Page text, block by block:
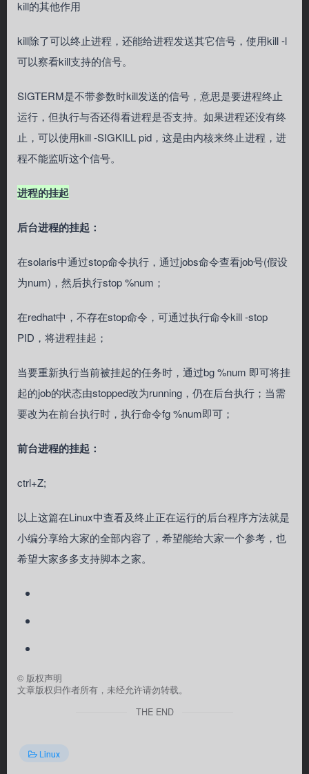
kill的其他作用
kill除了可以终止进程，还能给进程发送其它信号，使用kill -l
可以察看kill支持的信号。
SIGTERM是不带参数时kill发送的信号，意思是要进程终止
运行，但执行与否还得看进程是否支持。如果进程还没有终
止，可以使用kill -SIGKILL pid，这是由内核来终止进程，进
程不能监听这个信号。
进程的挂起
后台进程的挂起：
在solaris中通过stop命令执行，通过jobs命令查看job号(假设
为num)，然后执行stop %num；
在redhat中，不存在stop命令，可通过执行命令kill -stop
PID，将进程挂起；
当要重新执行当前被挂起的任务时，通过bg %num 即可将挂
起的job的状态由stopped改为running，仍在后台执行；当需
要改为在前台执行时，执行命令fg %num即可；
前台进程的挂起：
ctrl+Z;
以上这篇在Linux中查看及终止正在运行的后台程序方法就是
小编分享给大家的全部内容了，希望能给大家一个参考，也
希望大家多多支持脚本之家。
© 版权声明
文章版权归作者所有，未经允许请勿转载。
THE END
Linux